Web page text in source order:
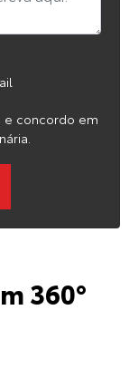
e concordo em
360°